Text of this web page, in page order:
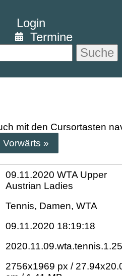
Login
Termine
Suche
Vorwärts »
09.11.2020 WTA Upper
Austrian Ladies
Tennis, Damen, WTA
09.11.2020 18:19:18
2756x1969 px /